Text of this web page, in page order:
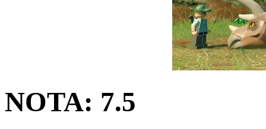
NOTA: 7.5